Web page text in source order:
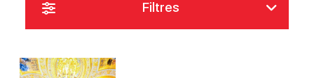
Filtres